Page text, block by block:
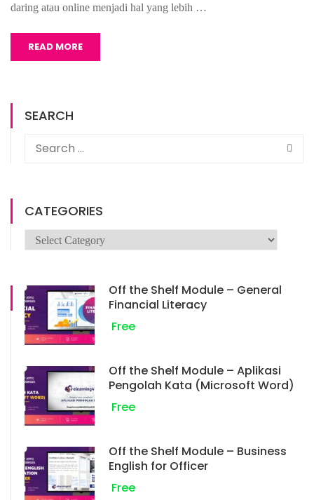
daring atau online menjadi hal yang lebih …
READ MORE
SEARCH
CATEGORIES
Off the Shelf Module – General
Financial Literacy
Free
Off the Shelf Module – Aplikasi
Pengolah Kata (Microsoft Word)
Free
Off the Shelf Module – Business
English for Officer
Free